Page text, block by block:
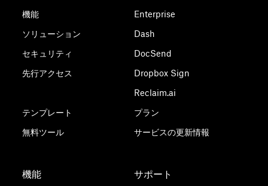
機能
ソリューション
セキュリティ
先行アクセス
テンプレート
無料ツール
Enterprise
Dash
DocSend
Dropbox Sign
Reclaim.ai
プラン
サービスの更新情報
機能 サポート